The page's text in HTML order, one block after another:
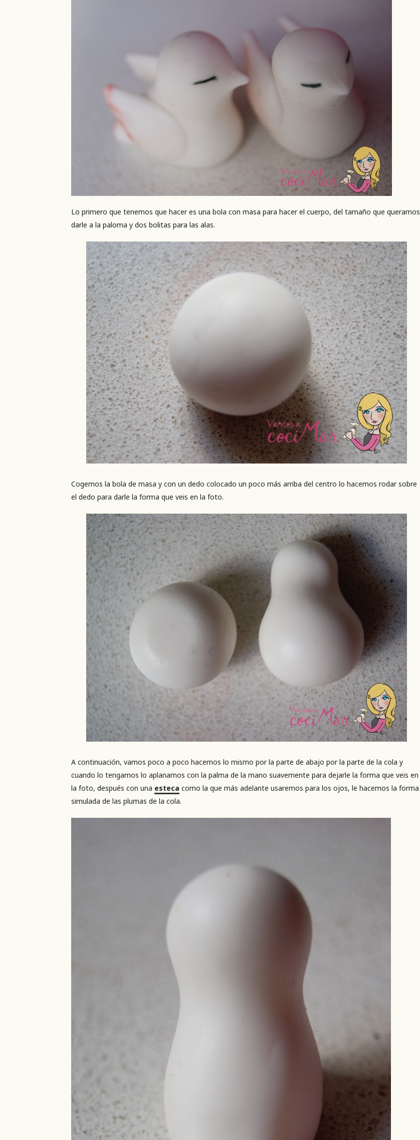
Lo primero que tenemos que hacer es una bola con masa para hacer el cuerpo, del tamaño que queramos
darle a la paloma y dos bolitas para las alas.
Cogemos la bola de masa y con un dedo colocado un poco más arriba del centro lo hacemos rodar sobre
el dedo para darle la forma que veis en la foto.
A continuación, vamos poco a poco hacemos lo mismo por la parte de abajo por la parte de la cola y
cuando lo tengamos lo aplanamos con la palma de la mano suavemente para dejarle la forma que veis en
la foto, después con una esteca como la que más adelante usaremos para los ojos, le hacemos la forma
simulada de las plumas de la cola.